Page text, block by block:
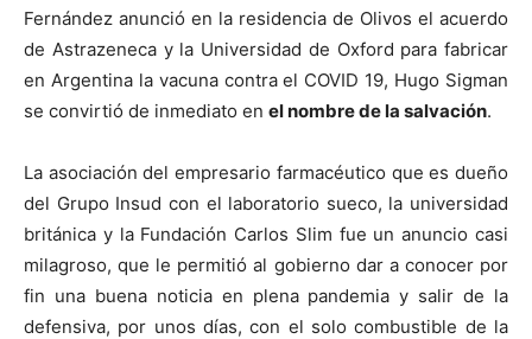
Fernández anunció en la residencia de Olivos el acuerdo
de Astrazeneca y la Universidad de Oxford para fabricar
en Argentina la vacuna contra el COVID 19, Hugo Sigman
se convirtió de inmediato en el nombre de la salvación.
La asociación del empresario farmacéutico que es dueño
del Grupo Insud con el laboratorio sueco, la universidad
británica y la Fundación Carlos Slim fue un anuncio casi
milagroso, que le permitió al gobierno dar a conocer por
fin una buena noticia en plena pandemia y salir de la
defensiva, por unos días, con el solo combustible de la